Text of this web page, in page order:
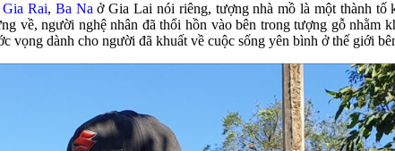
Gia Rai, Ba Na ở Gia Lai nói riêng, tượng nhà mồ là một thành tố
về, người nghệ nhân đã thổi hồn vào bên trong tượng gỗ
dành cho người đã khuất về cuộc sống yên bình ở thế giới